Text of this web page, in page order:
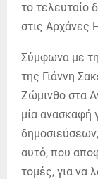
το τελευταίο
στις Αρχάνες
Σύμφωνα με
της Γιάννη
Ζώμινθο στα
μία ανασκαφή
αυτό, που
τομές, για να